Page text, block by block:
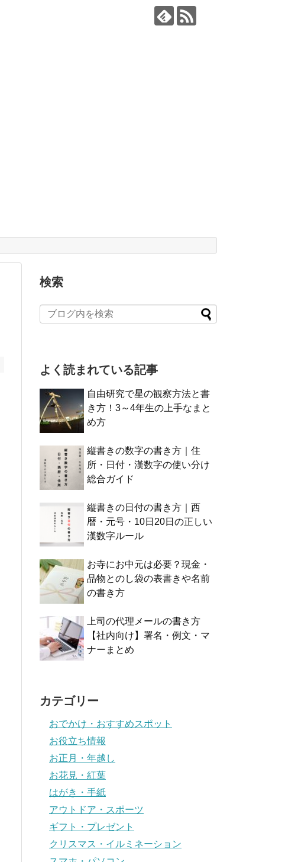
検索
よく読まれている記事
自由研究で星の観察方法と書
き方！3～4年生の上手なまと
め方
縦書きの数字の書き方｜住
所・日付・漢数字の使い分け
総合ガイド
縦書きの日付の書き方｜西
暦・元号・10日20日の正しい
漢数字ルール
お寺にお中元は必要？現金・
品物とのし袋の表書きや名前
の書き方
上司の代理メールの書き方
【社内向け】署名・例文・マ
ナーまとめ
カテゴリー
おでかけ・おすすめスポット
お役立ち情報
お正月・年越し
お花見・紅葉
はがき・手紙
アウトドア・スポーツ
ギフト・プレゼント
クリスマス・イルミネーション